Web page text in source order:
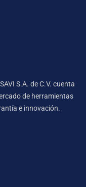
S.A. de C.V. cuenta
de herramientas
e innovación.